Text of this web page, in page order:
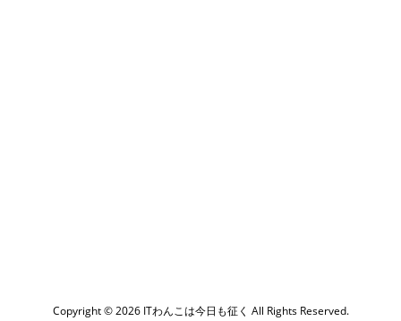
Copyright ©2026 ITわんこは今日も征く All Rights Reserved.